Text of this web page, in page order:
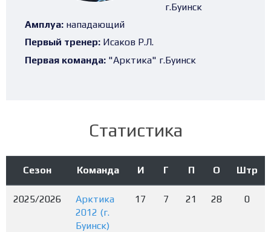
г.Буинск
Амплуа: нападающий
Первый тренер: Исаков Р.Л.
Первая команда: "Арктика" г.Буинск
Статистика
Сезон Команда И Г П О Штр
2025/2026
Арктика
2012 (г.
Буинск)
17 7 21 28 0